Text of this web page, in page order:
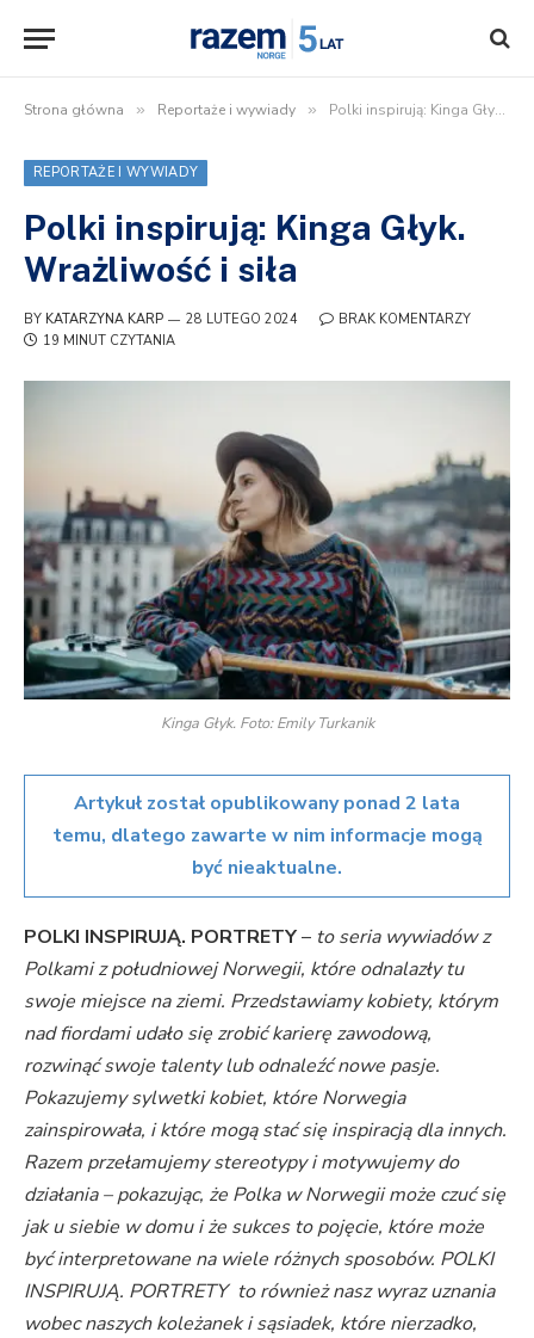
Strona główna » Reportaże i wywiady » Polki inspirują: Kinga Głyk. Wrażliwość i siła
REPORTAŻE I WYWIADY
Polki inspirują: Kinga Głyk.
Wrażliwość i siła
BY KATARZYNA KARP 28 LUTEGO 2024
BRAK KOMENTARZY
19 MINUT CZYTANIA
Kinga Głyk. Foto: Emily Turkanik
Artykuł został opublikowany ponad 2 lata
temu, dlatego zawarte w nim informacje mogą
być nieaktualne.
POLKI INSPIRUJĄ. PORTRETY– to seria wywiadów z
Polkami z południowej Norwegii, które odnalazły tu
swoje miejsce na ziemi. Przedstawiamy kobiety, którym
nad fiordami udało się zrobić karierę zawodową,
rozwinąć swoje talenty lub odnaleźć nowe pasje.
Pokazujemy sylwetki kobiet, które Norwegia
zainspirowała, i które mogą stać się inspiracją dla innych.
Razem przełamujemy stereotypy i motywujemy do
działania – pokazując, że Polka w Norwegii może czuć się
jak u siebie w domu i że sukces to pojęcie, które może
być interpretowane na wiele różnych sposobów. POLKI
INSPIRUJĄ. PORTRETY to również nasz wyraz uznania
wobec naszych koleżanek i sąsiadek, które nierzadko,